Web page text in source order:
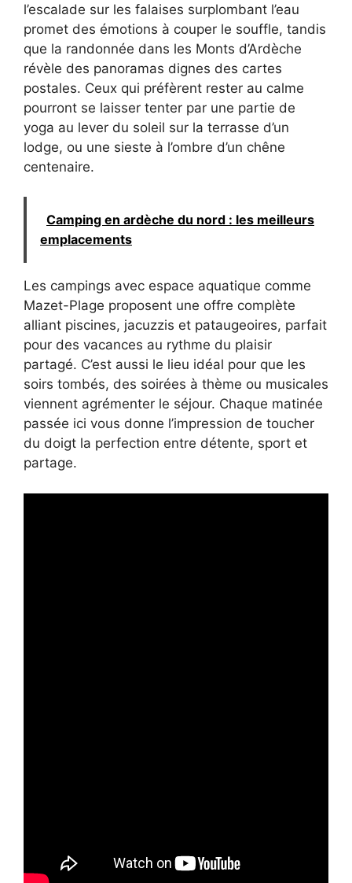
l’escalade sur les falaises surplombant l’eau
promet des émotions à couper le souffle, tandis
que la randonnée dans les Monts d’Ardèche
révèle des panoramas dignes des cartes
postales. Ceux qui préfèrent rester au calme
pourront se laisser tenter par une partie de
yoga au lever du soleil sur la terrasse d’un
lodge, ou une sieste à l’ombre d’un chêne
centenaire.
Camping en ardèche du nord : les meilleurs
emplacements
Les campings avec espace aquatique comme
Mazet-Plage proposent une offre complète
alliant piscines, jacuzzis et pataugeoires, parfait
pour des vacances au rythme du plaisir
partagé. C’est aussi le lieu idéal pour que les
soirs tombés, des soirées à thème ou musicales
viennent agrémenter le séjour. Chaque matinée
passée ici vous donne l’impression de toucher
du doigt la perfection entre détente, sport et
partage.